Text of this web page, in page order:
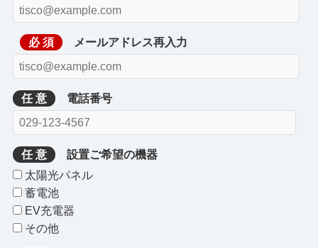
必 須 メールアドレス再入力
任 意 電話番号
任 意
設置ご希望の機器
太陽光パネル
蓄電池
EV充電器
その他